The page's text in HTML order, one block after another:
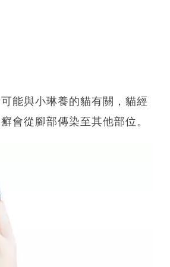
能與小琳養的貓有關，貓經
會從腳部傳染至其他部位。